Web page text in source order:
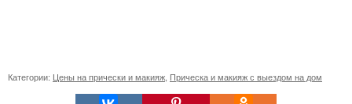
Категории: Цены на прически и макияж Прическа и макияж с выездом на дом